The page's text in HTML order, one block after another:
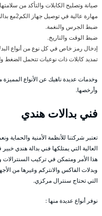
صيانة وتصليح الكابلات والتأكد من
مهارة عالية في توصيل جهاز الكم2مع بدالة الهاتف.
ضبط الجرس والنغمة.
ضبط الوقت والتاريخ.
إدخال رمز خاص في كل نوع من أنواع
تمديد كابلات ذات نوعيات تتحمل الضغط
وخدمات عديدة ناهيك عن الأنواع المميزة
وأرخصها.
فني بدالات هندي
تعتبر شركتنا للأنظمة الأمنية والحماية
العالية التي يمتلكها فني بدالة هندي
هذا الأمر ومتمكن في تركيب السنترالات
وبدلات الفاكس والانتركم وغيرها من
التي تحتاج سنترال مركزي.
نوفر أنواع عديدة منها :